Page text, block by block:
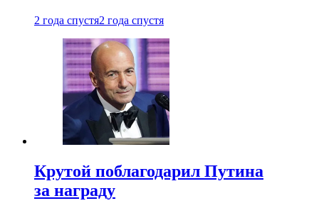
2 года спустя2 года спустя
Крутой поблагодарил Путина
за награду